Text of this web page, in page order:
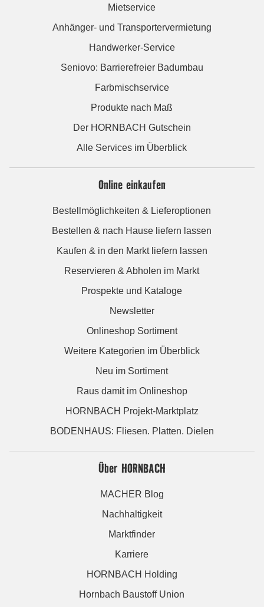
Mietservice
Anhänger- und Transportervermietung
Handwerker-Service
Seniovo: Barrierefreier Badumbau
Farbmischservice
Produkte nach Maß
Der HORNBACH Gutschein
Alle Services im Überblick
Online einkaufen
Bestellmöglichkeiten & Lieferoptionen
Bestellen & nach Hause liefern lassen
Kaufen & in den Markt liefern lassen
Reservieren & Abholen im Markt
Prospekte und Kataloge
Newsletter
Onlineshop Sortiment
Weitere Kategorien im Überblick
Neu im Sortiment
Raus damit im Onlineshop
HORNBACH Projekt-Marktplatz
BODENHAUS: Fliesen. Platten. Dielen
Über HORNBACH
MACHER Blog
Nachhaltigkeit
Marktfinder
Karriere
HORNBACH Holding
Hornbach Baustoff Union